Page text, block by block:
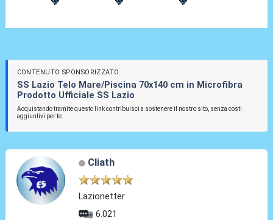
CONTENUTO SPONSORIZZATO
SS Lazio Telo Mare/Piscina 70x140 cm in Microfibra
Prodotto Ufficiale SS Lazio
Acquistando tramite questo link contribuisci a sostenere il nostro sito, senza costi
aggiuntivi per te.
Cliath
Lazionetter
6.021